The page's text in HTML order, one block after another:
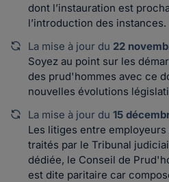
dont l’instauration est
l’introduction des instances.
La mise à jour du 22
Soyez au point sur les
des prud'hommes avec ce
nouvelles évolutions
La mise à jour du 15
Les litiges entre
traités par le Tribunal
dédiée, le Conseil de
est dite paritaire car